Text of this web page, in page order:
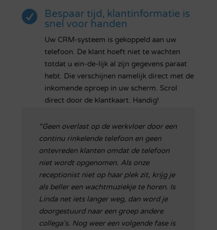

Bespaar tijd, klantinformatie is
snel voor handen
Uw CRM-systeem is gekoppeld aan uw
telefoon. De klant hoeft niet te wachten
totdat u ein-de-lijk al zijn gegevens paraat
hebt. Die verschijnen namelijk direct met de
inkomende oproep in uw scherm. Scrol
direct door de klantkaart. Handig!
“Geen overlast op de werkvloer door een
continu rinkelende telefoon en geen
ontevreden klanten omdat de telefoon
niet wordt opgenomen. Als onze
receptionist niet op haar plek zit, krijg je
als beller een wachtmuziekje te horen. Is
Linda net iets langer weg, dan word je
doorgestuurd naar een groep andere
collega’s. Nog weer een volgende fase is